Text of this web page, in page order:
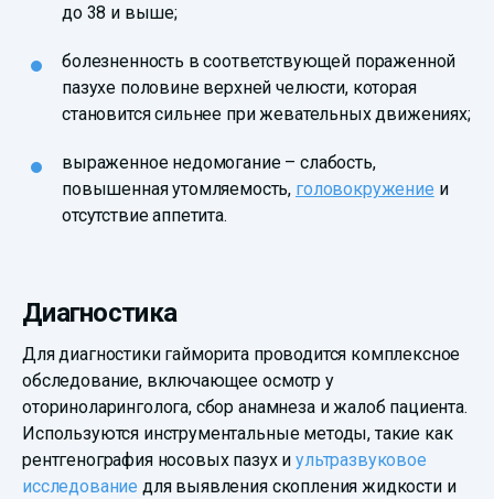
до 38 и выше;
болезненность в соответствующей пораженной
пазухе половине верхней челюсти, которая
становится сильнее при жевательных движениях;
выраженное недомогание – слабость,
повышенная утомляемость, головокружение и
отсутствие аппетита.
Диагностика
Для диагностики гайморита проводится комплексное
обследование, включающее осмотр у
оториноларинголога, сбор анамнеза и жалоб пациента.
Используются инструментальные методы, такие как
рентгенография носовых пазух иультразвуковое
исследование для выявления скопления жидкости и